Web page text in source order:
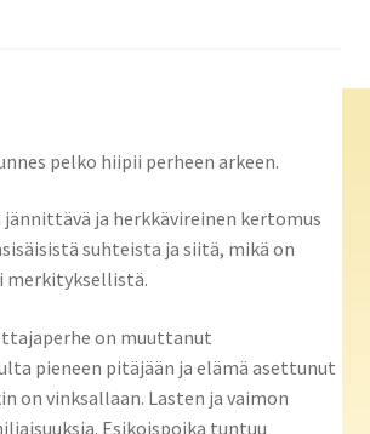
pelko hiipii perheen arkeen.
jännittävä ja herkkävireinen kertomus
suhteista ja siitä, mikä on
merkityksellistä.
on muuttanut
pieneen pitäjään ja elämä asettunut
on vinksallaan. Lasten ja vaimon
Esikoispoika tuntuu